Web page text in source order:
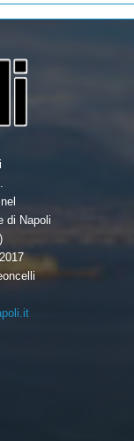
di Napoli